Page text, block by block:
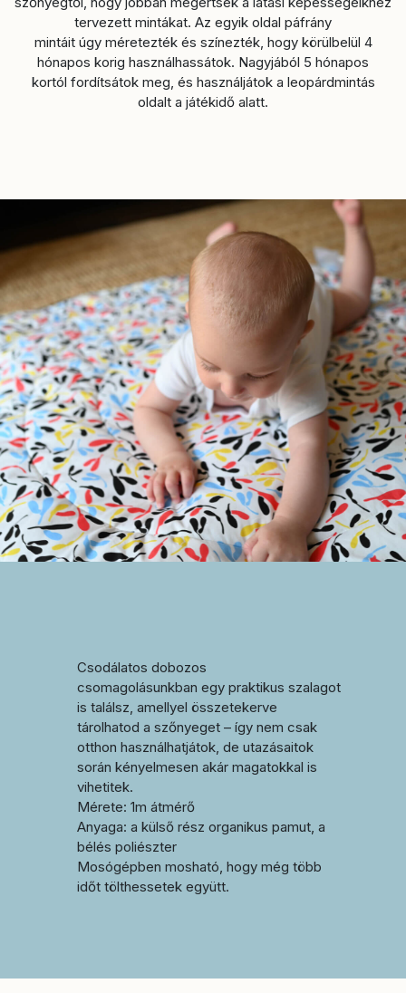
tervezett mintákat. Az egyik oldal páfrány
mintáit úgy méretezték és színezték, hogy körülbelül 4
hónapos korig használhassátok. Nagyjából 5 hónapos
kortól fordítsátok meg, és használjátok a leopárdmintás
oldalt a játékidő alatt.
Csodálatos dobozos
csomagolásunkban egy praktikus szalagot
is találsz, amellyel összetekerve
tárolhatod a szőnyeget – így nem csak
otthon használhatjátok, de utazásaitok
során kényelmesen akár magatokkal is
vihetitek.
Mérete: 1m átmérő
Anyaga: a külső rész organikus pamut, a
bélés poliészter
Mosógépben mosható, hogy még több
időt tölthessetek együtt.